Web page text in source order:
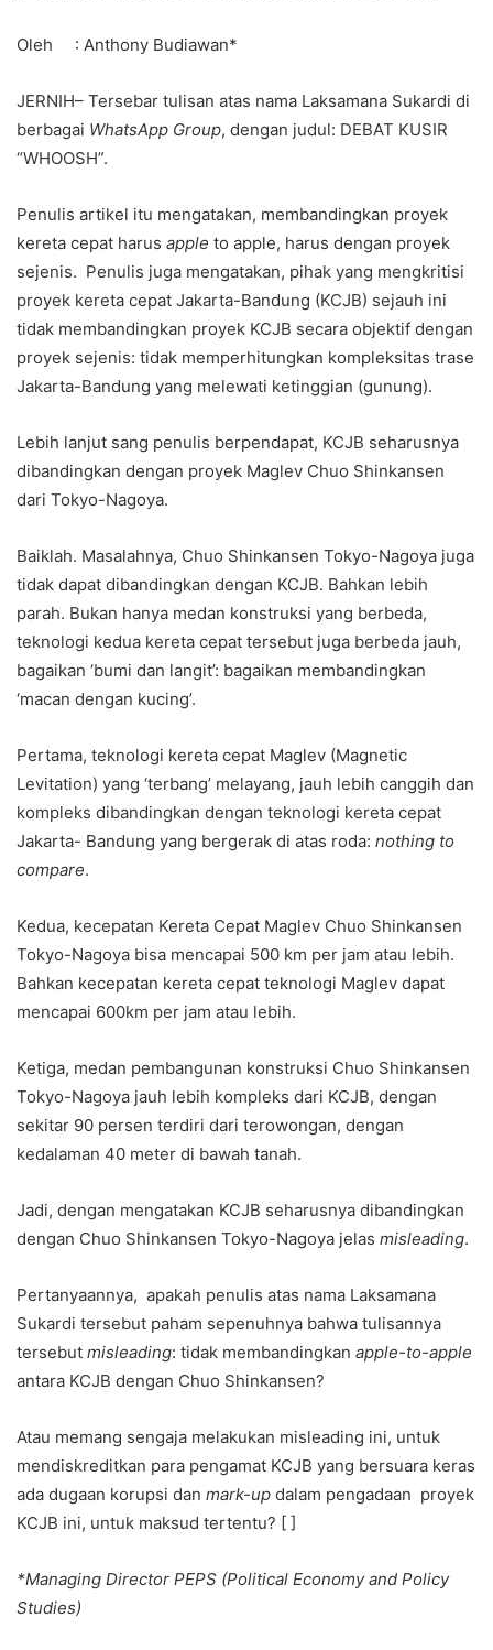
Oleh : Anthony Budiawan*
JERNIH– Tersebar tulisan atas nama Laksamana Sukardi di
berbagai WhatsApp Group, dengan judul: DEBAT KUSIR
“WHOOSH”.
Penulis artikel itu mengatakan, membandingkan proyek
kereta cepat harus apple to apple, harus dengan proyek
sejenis. Penulis juga mengatakan, pihak yang mengkritisi
proyek kereta cepat Jakarta-Bandung (KCJB) sejauh ini
tidak membandingkan proyek KCJB secara objektif dengan
proyek sejenis: tidak memperhitungkan kompleksitas trase
Jakarta-Bandung yang melewati ketinggian (gunung).
Lebih lanjut sang penulis berpendapat, KCJB seharusnya
dibandingkan dengan proyek Maglev Chuo Shinkansen
dari Tokyo-Nagoya.
Baiklah. Masalahnya, Chuo Shinkansen Tokyo-Nagoya juga
tidak dapat dibandingkan dengan KCJB. Bahkan lebih
parah. Bukan hanya medan konstruksi yang berbeda,
teknologi kedua kereta cepat tersebut juga berbeda jauh,
bagaikan ‘bumi dan langit’: bagaikan membandingkan
‘macan dengan kucing’.
Pertama, teknologi kereta cepat Maglev (Magnetic
Levitation) yang ‘terbang’ melayang, jauh lebih canggih dan
kompleks dibandingkan dengan teknologi kereta cepat
Jakarta- Bandung yang bergerak di atas roda: nothing to
compare.
Kedua, kecepatan Kereta Cepat Maglev Chuo Shinkansen
Tokyo-Nagoya bisa mencapai 500 km per jam atau lebih.
Bahkan kecepatan kereta cepat teknologi Maglev dapat
mencapai 600km per jam atau lebih.
Ketiga, medan pembangunan konstruksi Chuo Shinkansen
Tokyo-Nagoya jauh lebih kompleks dari KCJB, dengan
sekitar 90 persen terdiri dari terowongan, dengan
kedalaman 40 meter di bawah tanah.
Jadi, dengan mengatakan KCJB seharusnya dibandingkan
dengan Chuo Shinkansen Tokyo-Nagoya jelas misleading.
Pertanyaannya, apakah penulis atas nama Laksamana
Sukardi tersebut paham sepenuhnya bahwa tulisannya
tersebut misleading: tidak membandingkan apple-to-apple
antara KCJB dengan Chuo Shinkansen?
Atau memang sengaja melakukan misleading ini, untuk
mendiskreditkan para pengamat KCJB yang bersuara keras
ada dugaan korupsi dan mark-up dalam pengadaan proyek
KCJB ini, untuk maksud tertentu? [ ]
*Managing Director PEPS (Political Economy and Policy
Studies)